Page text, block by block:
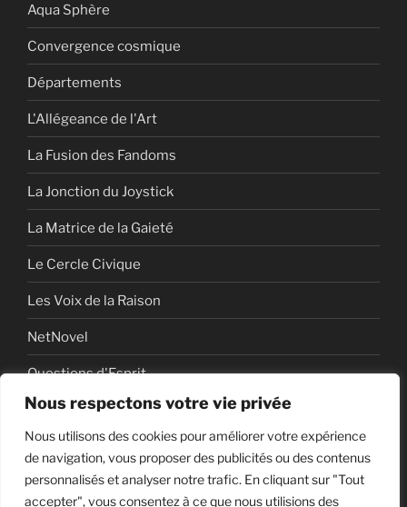
Nous respectons votre vie privée
Nous utilisons des cookies pour améliorer votre expérience
de navigation, vous proposer des publicités ou des contenus
personnalisés et analyser notre trafic. En cliquant sur "Tout
accepter", vous consentez à ce que nous utilisions des
Aqua Sphère
Convergence cosmique
Départements
L'Allégeance de l'Art
La Fusion des Fandoms
La Jonction du Joystick
La Matrice de la Gaieté
Le Cercle Civique
Les Voix de la Raison
NetNovel
Questions d'Esprit
Série
Série vidéo